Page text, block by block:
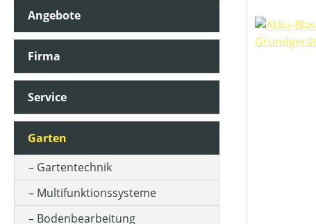
HERSTELLER
ARBEITSSTUFENANZAHL
ARBEITSZEIT (IN MIN)
BETRIEBSART
Angebote
Firma
Service
Garten
Gartentechnik
Multifunktionssysteme
Bodenbearbeitung